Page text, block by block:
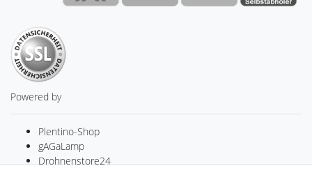
Powered by
Plentino-Shop
gAGaLamp
Drohnenstore24